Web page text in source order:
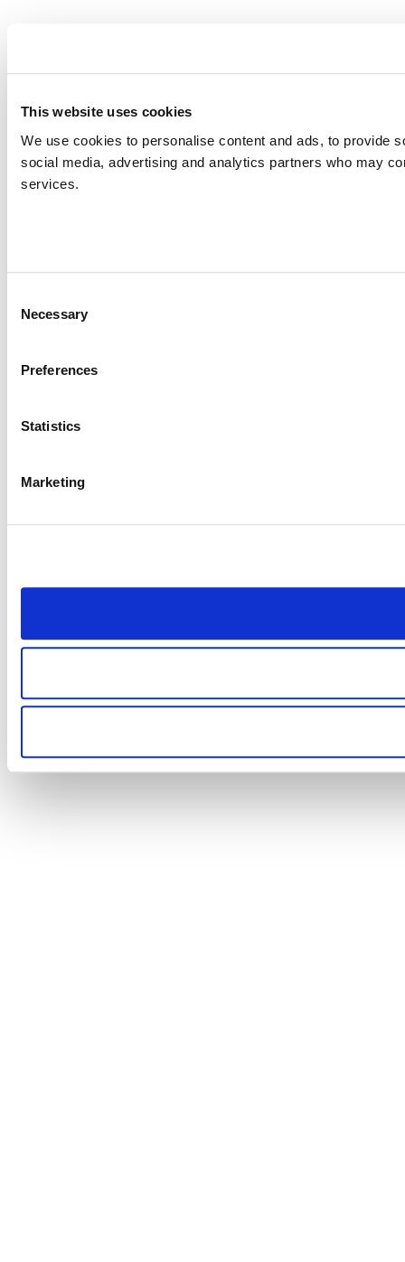
This website uses cookies
We use cookies to personalise content and ads, to provide
social media, advertising and analytics partners who may
services.
Selection
Necessary
Preferences
Statistics
Marketing